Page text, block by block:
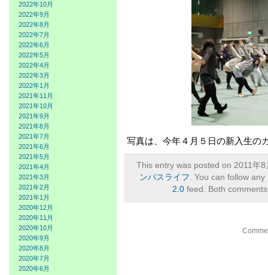
2022年10月
2022年9月
2022年8月
2022年7月
2022年6月
2022年5月
2022年4月
2022年3月
2022年1月
2021年11月
2021年10月
2021年9月
2021年8月
2021年7月
2021年6月
2021年5月
2021年4月
2021年3月
2021年2月
2021年1月
2020年12月
2020年11月
2020年10月
2020年9月
2020年8月
2020年7月
2020年6月
写真は、今年４月５日の新入生の
This entry was posted on 2011年
ンパスライフ. You can follow
2.0feed. Both